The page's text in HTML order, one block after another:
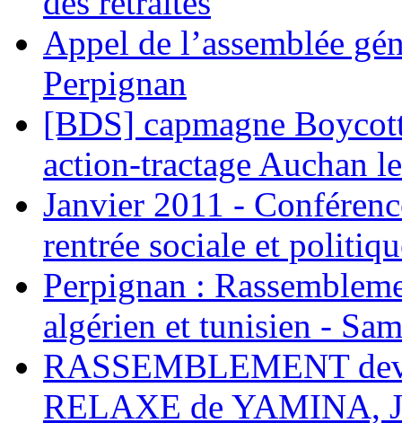
Appel de l’assemblée
Perpignan
[BDS] capmagne
action-tractage Auchan
Janvier 2011 -
rentrée sociale et
Perpignan :
algérien et tunisien -
RASSEMBLEMENT
RELAXE de YAMINA,